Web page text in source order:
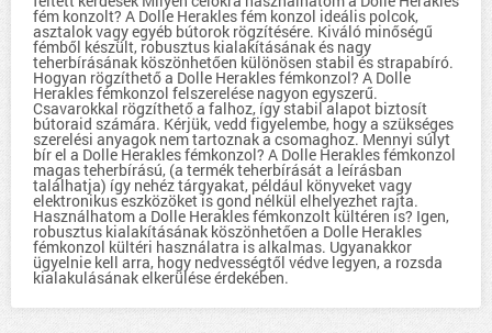
fém konzolt? A Dolle Herakles fém konzol ideális polcok,
asztalok vagy egyéb bútorok rögzítésére. Kiváló minőségű
fémből készült, robusztus kialakításának és nagy
teherbírásának köszönhetően különösen stabil és strapabíró.
Hogyan rögzíthető a Dolle Herakles fémkonzol? A Dolle
Herakles fémkonzol felszerelése nagyon egyszerű.
Csavarokkal rögzíthető a falhoz, így stabil alapot biztosít
bútoraid számára. Kérjük, vedd figyelembe, hogy a szükséges
szerelési anyagok nem tartoznak a csomaghoz. Mennyi súlyt
bír el a Dolle Herakles fémkonzol? A Dolle Herakles fémkonzol
magas teherbírású, (a termék teherbírását a leírásban
találhatja) így nehéz tárgyakat, például könyveket vagy
elektronikus eszközöket is gond nélkül elhelyezhet rajta.
Használhatom a Dolle Herakles fémkonzolt kültéren is? Igen,
robusztus kialakításának köszönhetően a Dolle Herakles
fémkonzol kültéri használatra is alkalmas. Ugyanakkor
ügyelnie kell arra, hogy nedvességtől védve legyen, a rozsda
kialakulásának elkerülése érdekében.